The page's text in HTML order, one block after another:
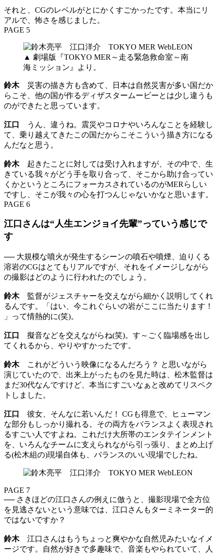
それと、CGのレベルがとにかくすごかったです。本当にリ
アルで、怖さを感じました。
PAGE 5
▲ 劇場版『TOKYO MER～走る緊急救命室～南
海ミッション』より。
鈴木災害の描き方も含めて、日本は自然災害が多い国だか
らこそ、他の国が作るディザスタームービーとは少し違うも
のができたと思っています。
江口
うん、違うね。震災やコロナやいろんなことを経験し
て、乗り越えてきたこの国だからこそこういう描き方になる
んだなと思う。
鈴木起きたことに対しては受け入れますが、その中で、生
きている我々がどう手を取り合って、そこから助け合ってい
くかというところにフォーカスされているのがMERらしい
ですし、そこが我々の心を打つんじゃないかなと思います。
PAGE 6
江口さんは“人生エンジョイ先輩”っていう感じで
す
── 大規模な噴火が発生するシーンの噴石や噴煙、迫りくる
溶岩のCGはとてもリアルですが、それをイメージしながら
の撮影はどのように行われたのでしょう。
鈴木監督がジェスチャーを交えながら細かく説明してくれ
るんです。「はい、今これぐらいの岩がここに当たります！
」って情熱的に(笑)。
江口 擬音などを交えながらね(笑)。す～ごく臨場感を出し
てくれるから、やりやすかったです。
鈴木これがどういう映像になるんだろう？ と思いながら
演じていたので、出来上がったものを見た時は、松木監督は
まだ30代なんですけど、本当にすごいなぁと改めてリスペク
トしました。
江口
彼女、そんなに若いんだ！ CGも得意で、ヒューマン
な部分もしっかり撮れる。その両方をバランスよく表現され
るすごい人ですよね。これだけ大所帯のエンタテインメント
を、いろんなチームに支えられながら引っ張り、まとめ上げ
る(松木組の)現場自体も、バランスのいい現場でしたね。
PAGE 7
── さきほどの江口さんの例えに倣うと、撮影現場で全方位
を見逃さないという意味では、江口さんもターミネーター的
ではないですか？
鈴木江口さんはもうちょっと爽やかな自然児みたいなイメ
ージです。自然が好きで多趣味で、音楽もやられていて、人